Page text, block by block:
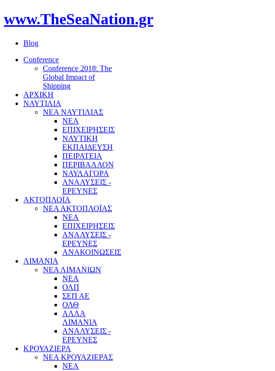
www.TheSeaNation.gr
Blog
Conference
Conference 2018: The
Global Impact of
Shipping
ΑΡΧΙΚΗ
ΝΑΥΤΙΛΙΑ
ΝΕΑ ΝΑΥΤΙΛΙΑΣ
ΝΕΑ
ΕΠΙΧΕΙΡΗΣΕΙΣ
ΝΑΥΤΙΚΗ
ΕΚΠΑΙΔΕΥΣΗ
ΠΕΙΡΑΤΕΙΑ
ΠΕΡΙΒΑΛΛΟΝ
ΝΑΥΛΑΓΟΡΑ
ΑΝΑΛΥΣΕΙΣ -
ΕΡΕΥΝΕΣ
ΑΚΤΟΠΛΟΪΑ
ΝΕΑ ΑΚΤΟΠΛΟΪΑΣ
ΝΕΑ
ΕΠΙΧΕΙΡΗΣΕΙΣ
ΑΝΑΛΥΣΕΙΣ -
ΕΡΕΥΝΕΣ
ΑΝΑΚΟΙΝΩΣΕΙΣ
ΛΙΜΑΝΙΑ
ΝΕΑ ΛΙΜΑΝΙΩΝ
ΝΕΑ
ΟΛΠ
ΣΕΠ ΑΕ
ΟΛΘ
ΑΛΛΑ
ΛΙΜΑΝΙΑ
ΑΝΑΛΥΣΕΙΣ -
ΕΡΕΥΝΕΣ
ΚΡΟΥΑΖΙΕΡΑ
ΝΕΑ ΚΡΟΥΑΖΙΕΡΑΣ
NEA